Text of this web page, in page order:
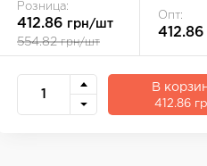
Розница:
412.86 грн/шт
554.82 грн/шт
Опт:
412.86
В
412.86